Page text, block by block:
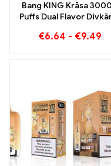
Bang KING Krāsa
Puffs Dual Flavor
un skābo ābolu avenēm
€6.64 - €9.49